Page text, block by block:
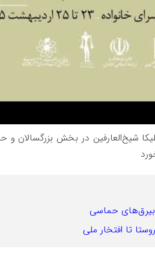
ملیکا شیخ‌العارفین در بخش
بیرق‌های حماسی
تا افتخار ملی